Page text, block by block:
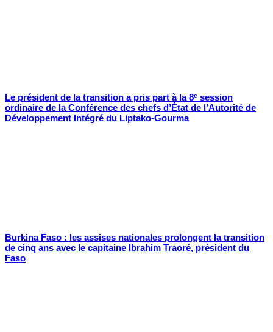
Le président de la transition a pris part à la 8ᵉ session
ordinaire de la Conférence des chefs d’État de l’Autorité de
Développement Intégré du Liptako-Gourma
Burkina Faso : les assises nationales prolongent la transition
de cinq ans avec le capitaine Ibrahim Traoré, président du
Faso